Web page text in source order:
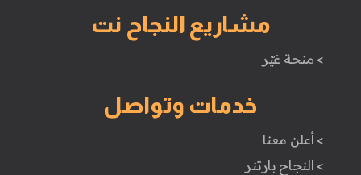
مشاريع النجاح نت
> منحة غيّر
خدمات وتواصل
> أعلن معنا
> النجاح بارتنر